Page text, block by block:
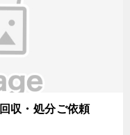
回収・処分ご依頼